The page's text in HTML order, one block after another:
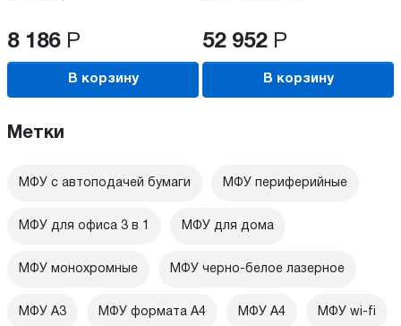
8 186 Р
В корзину
52 952 Р
В корзину
Метки
МФУ с автоподачей бумаги МФУ периферийные
МФУ для офиса 3 в 1 МФУ для дома
МФУ монохромные МФУ черно-белое лазерное
МФУ А3 МФУ формата А4 МФУ А4 МФУ wi-fi